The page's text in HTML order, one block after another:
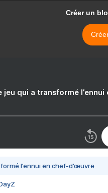
Créer un
jeu qui a transformé
l’ennui en chef-d’œuvre